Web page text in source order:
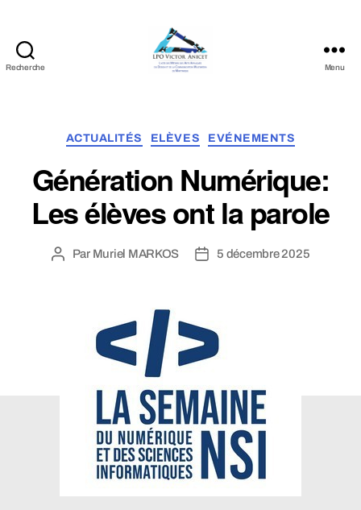
Recherche Menu
Catégories
ACTUALITÉS ELÈVES EVÉNEMENTS
Génération Numérique:
Les élèves ont la parole
Auteur
Par Muriel MARKOS
Date5 décembre 2025